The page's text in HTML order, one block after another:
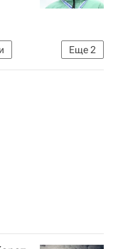
Еще2